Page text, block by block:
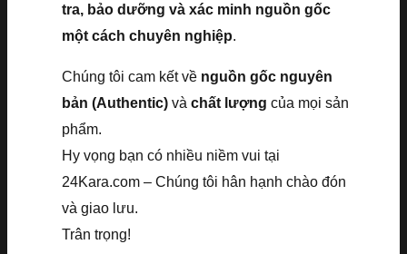
tra, bảo dưỡng và xác minh nguồn gốc
một cách chuyên nghiệp.
Chúng tôi cam kết về nguồn gốc nguyên
bản (Authentic) và chất lượng của mọi sản
phẩm.
Hy vọng bạn có nhiều niềm vui tại
24Kara.com – Chúng tôi hân hạnh chào đón
và giao lưu.
Trân trọng!